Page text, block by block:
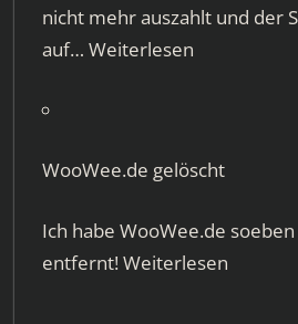
nicht mehr auszahlt und der
auf…Weiterlesen
WooWee.de gelöscht
Ich habe WooWee.de soeben
entfernt!Weiterlesen